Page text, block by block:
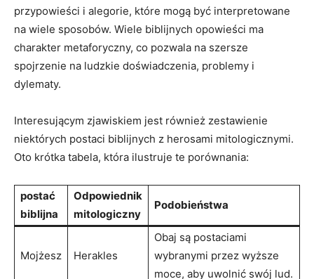
przypowieści i alegorie, które mogą być interpretowane
na wiele sposobów. Wiele biblijnych opowieści ma
charakter metaforyczny, co pozwala na szersze
spojrzenie na ludzkie doświadczenia, problemy i
dylematy.
Interesującym zjawiskiem jest również zestawienie
niektórych postaci biblijnych z herosami mitologicznymi.
Oto krótka tabela, która ilustruje te porównania:
postać
biblijna
Odpowiednik
mitologiczny
Podobieństwa
Mojżesz Herakles
Obaj są postaciami
wybranymi przez wyższe
moce, aby uwolnić swój lud.